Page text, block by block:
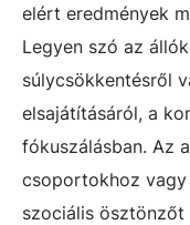
elért eredmények
Legyen szó az
súlycsökkentésről
elsajátításáról, a
fókuszálásban. Az
csoportokhoz
szociális